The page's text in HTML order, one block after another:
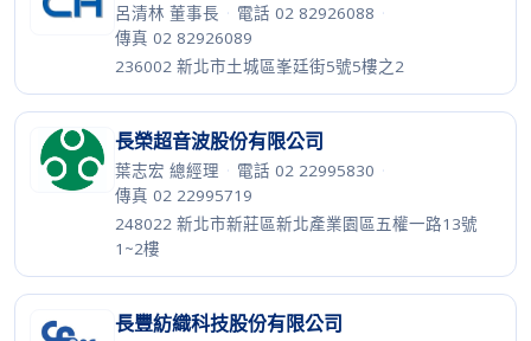
呂清林 董事長 · 電話 02 82926088 ·
傳真 02 82926089
236002 新北市土城區峯廷街5號5樓之2
長榮超音波股份有限公司
葉志宏 總經理 · 電話 02 22995830 ·
傳真 02 22995719
248022 新北市新莊區新北產業園區五權一路13號
1~2樓
長豐紡織科技股份有限公司